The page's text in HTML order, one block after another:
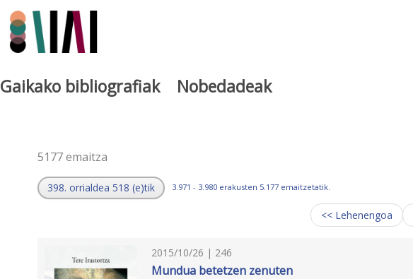
Gaikako bibliografiak Nobedadeak
5177 emaitza
398. orrialdea 518 (e)tik 3.971 - 3.980 erakusten 5.177 emaitzetatik.
<< Lehenengoa
2015/10/26 | 246
Mundua betetzen zenuten